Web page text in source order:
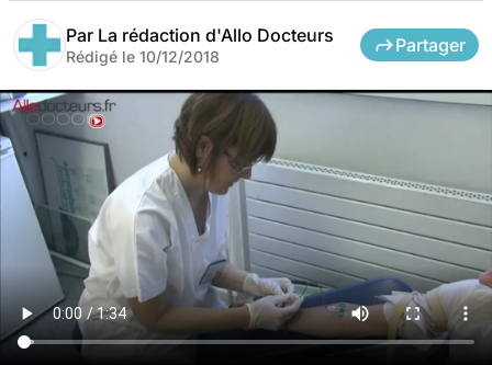
Par La rédaction d'Allo Docteurs
Rédigé le 10/12/2018
Partager